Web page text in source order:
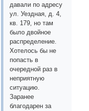
давали по адресу
ул. Уездная, д. 4,
кв. 179, но там
было двойное
распределение.
Хотелось бы не
попасть в
очередной раз в
неприятную
ситуацию.
Заранее
благодарен за